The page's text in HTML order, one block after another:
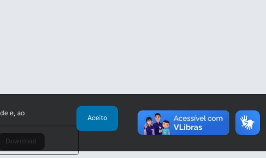
Download
e, ao
Aceito